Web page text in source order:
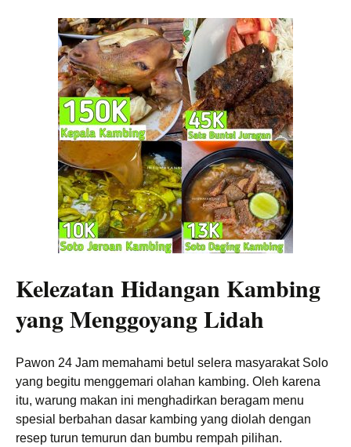
Kelezatan Hidangan Kambing
yang Menggoyang Lidah
Pawon 24 Jam memahami betul selera masyarakat Solo
yang begitu menggemari olahan kambing. Oleh karena
itu, warung makan ini menghadirkan beragam menu
spesial berbahan dasar kambing yang diolah dengan
resep turun temurun dan bumbu rempah pilihan.